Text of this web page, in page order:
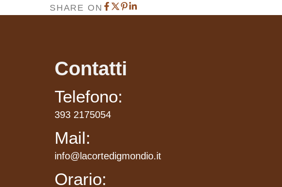
SHARE ON
Contatti
Telefono:
393 2175054
Mail:
info@lacortedigmondio.it
Orario: